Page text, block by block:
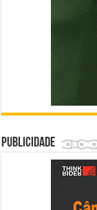
Publicidade